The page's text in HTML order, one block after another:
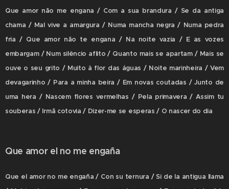
Que amor não me engana / Com a sua brandura / Se da antiga
chama / Mal vive a amargura / Numa mancha negra / Numa pedra
fria / Que amor não te engana / Na noite vazia / E as vozes
embargam / Num silêncio aflito / Quanto mais se apartam / Mais se
ouve o seu grito / Muito à flor das águas / Noite marinheira / Vem
devagarinho / Para a minha beira / Em novas coutadas / Junto de
uma hera / Nascem flores vermelhas / Pela primavera / Assim tu
souberas / Irmã cotovia / Dizer-me se esperas / O nascer do dia
Que amor el no me engaña
Que el amor no me engaña / Con su ternura / Si de la antigua llama